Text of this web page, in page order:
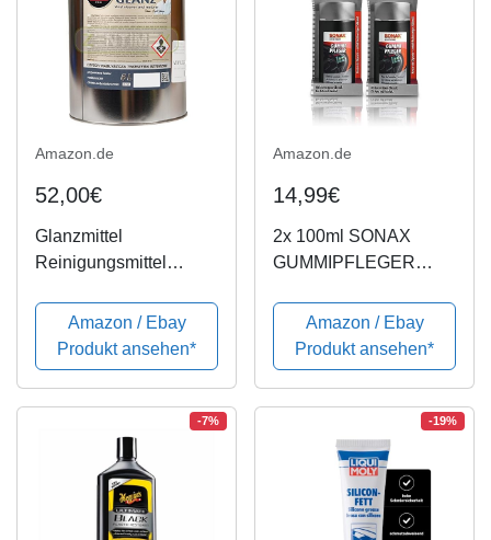
Amazon.de
52,00€
Glanzmittel
Reinigungsmittel
Gummiglanz
Reifenpflege
Reifenglanz
Kunststoffpflege
Dichtungspflege
Autopflege
Tiefenpflege Politur...
Amazon / Ebay
Produkt ansehen*
Amazon.de
14,99€
2x 100ml SONAX
GUMMIPFLEGER
PFLEGE
GUMMIPFLEGE
AUTOPFLEGE
WINTER
Amazon / Ebay
Produkt ansehen*
-7% -19%